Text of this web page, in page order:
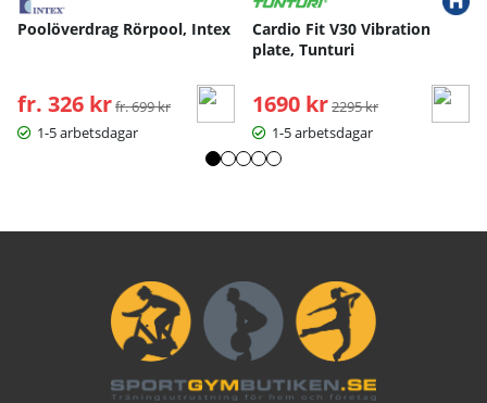
Poolöverdrag Rörpool, Intex
fr. 326 kr Ordinarie pris:
fr. 699 kr
1-5 arbetsdagar
Cardio Fit V30 Vibration
plate, Tunturi
1690 kr Ordinarie pris:
2295 kr
1-5 arbetsdagar